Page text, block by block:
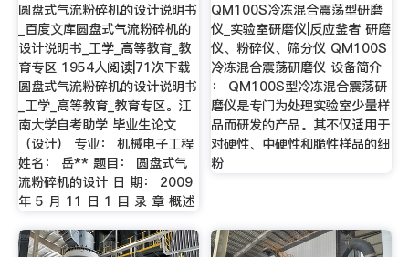
圆盘式气流粉碎机的设计说明书
_百度文库圆盘式气流粉碎机的
设计说明书_工学_高等教育_教
育专区 1954人阅读|71次下载
圆盘式气流粉碎机的设计说明书
_工学_高等教育_教育专区。江
南大学自考助学 毕业生论文
（设计） 专业： 机械电子工程
姓名： 岳** 题目： 圆盘式气
流粉碎机的设计 日 期： 2009
年 5 月 11 日 1 目 录 章 概述
QM100S冷冻混合震荡型研磨
仪_实验室研磨仪|反应釜者 研磨
仪、粉碎仪、筛分仪 QM100S
冷冻混合震荡研磨仪 设备简介
： QM100S型冷冻混合震荡研
磨仪是专门为处理实验室少量样
品而研发的产品。其不仅适用于
对硬性、中硬性和脆性样品的细
粉